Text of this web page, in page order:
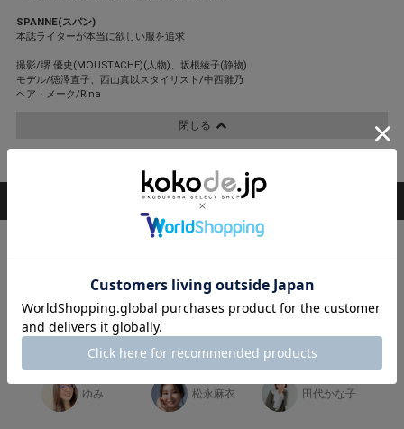
SPANNE(スパン)
本誌ライターが本当に欲しい服を追求
撮影/堺 優史(MOUSTACHE)(人物)、坂根綾子(静物)
モデル/徳澤直子、西山真以スタイリスト/中西雛乃
ヘア・メーク/Rina
閉じる
STAFF COORDINATE スタッフ着用コーデ
ゆみ 松永麻衣 田代かな子